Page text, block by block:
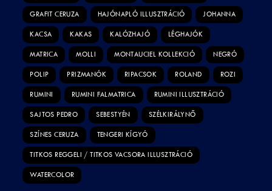
GRAFIT CERUZA HAJÓNAPLÓ ILLUSZTRÁCIÓ JOHANNA
KACSA KAKAS KALÓZHAJÓ LÉGHAJÓK
MATRICA MOLLI MONTAUCIEL KOLLEKCIÓ NEGRÓ
POLIP PRIZMANÓK RIPACSOK ROLAND ROZI
RUMINI RUMINI FALMATRICA RUMINI ILLUSZTRÁCIÓ
SAJTOS PEDRO SEBESTYÉN SZÉLKIRÁLYNŐ
SZÍNES CERUZA TENGERI KÍGYÓ
TITKOS REGGELI / TITKOS VACSORA ILLUSZTRÁCIÓ
WATERCOLOR